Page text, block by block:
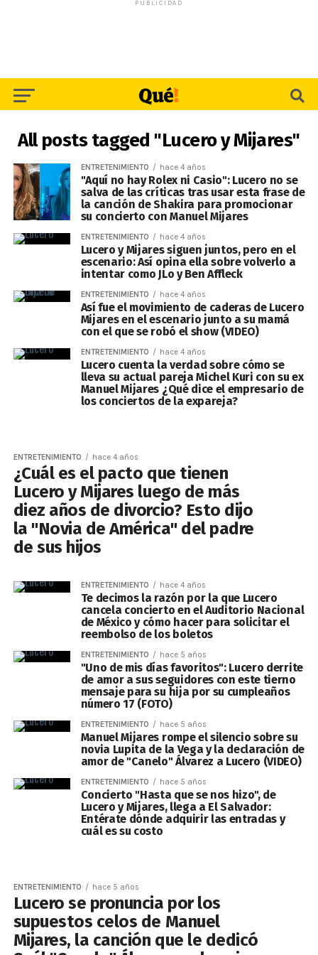
PUBLICIDAD
All posts tagged "Lucero y Mijares"
ENTRETENIMIENTO hace 4 años
"Aquí no hay Rolex ni Casio": Lucero no se
salva de las críticas tras usar esta frase de
la canción de Shakira para promocionar
su concierto con Manuel Mijares
ENTRETENIMIENTO hace 4 años
Lucero y Mijares siguen juntos, pero en el
escenario: Así opina ella sobre volverlo a
intentar como JLo y Ben Affleck
ENTRETENIMIENTO hace 4 años
Así fue el movimiento de caderas de Lucero
Mijares en el escenario junto a su mamá
con el que se robó el show (VIDEO)
ENTRETENIMIENTO hace 4 años
Lucero cuenta la verdad sobre cómo se
lleva su actual pareja Michel Kuri con su ex
Manuel Mijares ¿Qué dice el empresario de
los conciertos de la expareja?
ENTRETENIMIENTO hace 4 años
¿Cuál es el pacto que tienen
Lucero y Mijares luego de más
diez años de divorcio? Esto dijo
la "Novia de América" del padre
de sus hijos
ENTRETENIMIENTO hace 4 años
Te decimos la razón por la que Lucero
cancela concierto en el Auditorio Nacional
de México y cómo hacer para solicitar el
reembolso de los boletos
ENTRETENIMIENTO hace 5 años
"Uno de mis días favoritos": Lucero derrite
de amor a sus seguidores con este tierno
mensaje para su hija por su cumpleaños
número 17 (FOTO)
ENTRETENIMIENTO hace 5 años
Manuel Mijares rompe el silencio sobre su
novia Lupita de la Vega y la declaración de
amor de "Canelo" Álvarez a Lucero (VIDEO)
ENTRETENIMIENTO hace 5 años
Concierto "Hasta que se nos hizo", de
Lucero y Mijares, llega a El Salvador:
Entérate dónde adquirir las entradas y
cuál es su costo
ENTRETENIMIENTO hace 5 años
Lucero se pronuncia por los
supuestos celos de Manuel
Mijares, la canción que le dedicó